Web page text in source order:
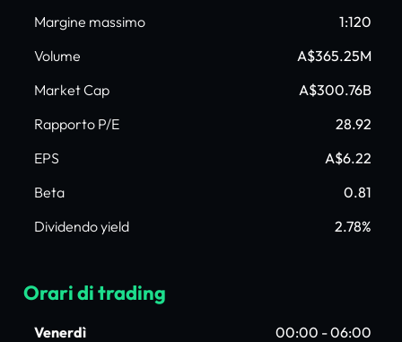
Margine massimo
1:120
Volume
A$365.25M
Market Cap
A$300.76B
Rapporto P/E
28.92
EPS
A$6.22
Beta
0.81
Dividendo yield
2.78%
Orari di trading
Venerdì
00:00 - 06:00